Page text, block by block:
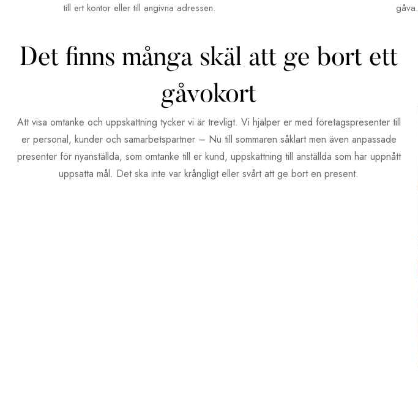
till ert kontor eller till angivna adressen.
gåva.
Det finns många skäl att ge bort ett
gåvokort
Att visa omtanke och uppskattning tycker vi är trevligt. Vi hjälper er med företagspresenter till
er personal, kunder och samarbetspartner – Nu till sommaren såklart men även anpassade
presenter för nyanställda, som omtanke till er kund, uppskattning till anställda som har uppnått
uppsatta mål. Det ska inte var krångligt eller svårt att ge bort en present.